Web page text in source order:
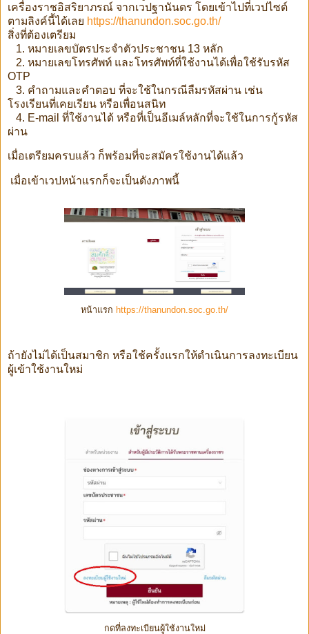
เครื่องราชอิสริยาภรณ์ จากเวปฐานันดร โดยเข้าไปที่เวปไซต์
ตามลิงค์นี้ได้เลย https://thanundon.soc.go.th/
สิ่งที่ต้องเตรียม
1. หมายเลขบัตรประจำตัวประชาชน 13 หลัก
2. หมายเลขโทรศัพท์ และโทรศัพท์ที่ใช้งานได้เพื่อใช้รับรหัส
OTP
3. คำถามและคำตอบ ที่จะใช้ในกรณีลืมรหัสผ่าน เช่น
โรงเรียนที่เคยเรียน หรือเพื่อนสนิท
4. E-mail ที่ใช้งานได้ หรือที่เป็นอีเมล์หลักที่จะใช้ในการกู้รหัส
ผ่าน
เมื่อเตรียมครบแล้ว ก็พร้อมที่จะสมัครใช้งานได้แล้ว
เมื่อเข้าเวปหน้าแรกก็จะเป็นดังภาพนี้
หน้าแรก https://thanundon.soc.go.th/
ถ้ายังไม่ได้เป็นสมาชิก หรือใช้ครั้งแรกให้ดำเนินการลงทะเบียน
ผู้เข้าใช้งานใหม่
กดที่ลงทะเบียนผู้ใช้งานใหม่